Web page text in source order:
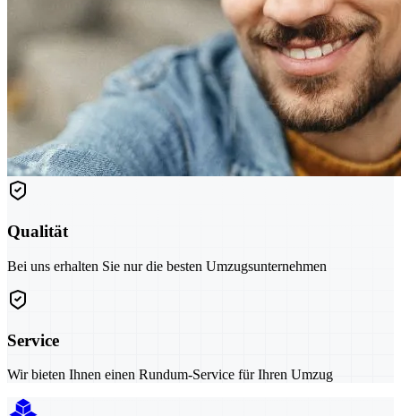
Qualität
Bei uns erhalten Sie nur die besten Umzugsunternehmen
Service
Wir bieten Ihnen einen Rundum-Service für Ihren Umzug